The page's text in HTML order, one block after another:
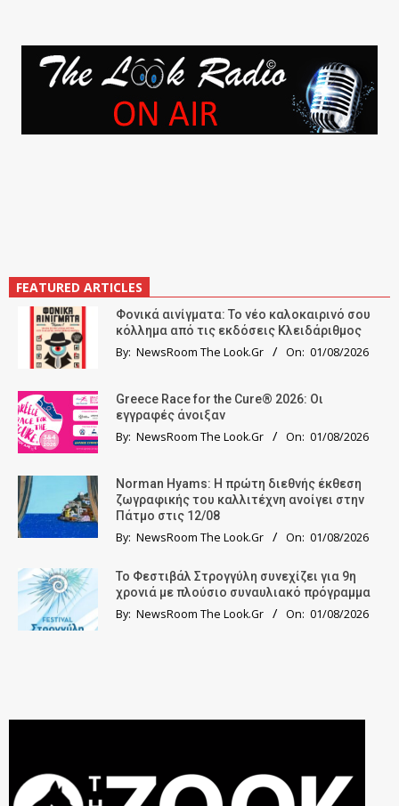
FEATURED ARTICLES
Φονικά αινίγματα: Το νέο καλοκαιρινό σου
κόλλημα από τις εκδόσεις Κλειδάριθμος
By: NewsRoom The Look.Gr On: 01/08/2026
Greece Race for the Cure® 2026: Οι
εγγραφές άνοιξαν
By: NewsRoom The Look.Gr On: 01/08/2026
Norman Hyams: Η πρώτη διεθνής έκθεση
ζωγραφικής του καλλιτέχνη ανοίγει στην
Πάτμο στις 12/08
By: NewsRoom The Look.Gr On: 01/08/2026
Το Φεστιβάλ Στρογγύλη συνεχίζει για 9η
χρονιά με πλούσιο συναυλιακό πρόγραμμα
By: NewsRoom The Look.Gr On: 01/08/2026